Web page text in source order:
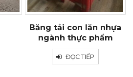
Băng tải con lăn nhựa
ngành thực phẩm
ĐỌC TIẾP